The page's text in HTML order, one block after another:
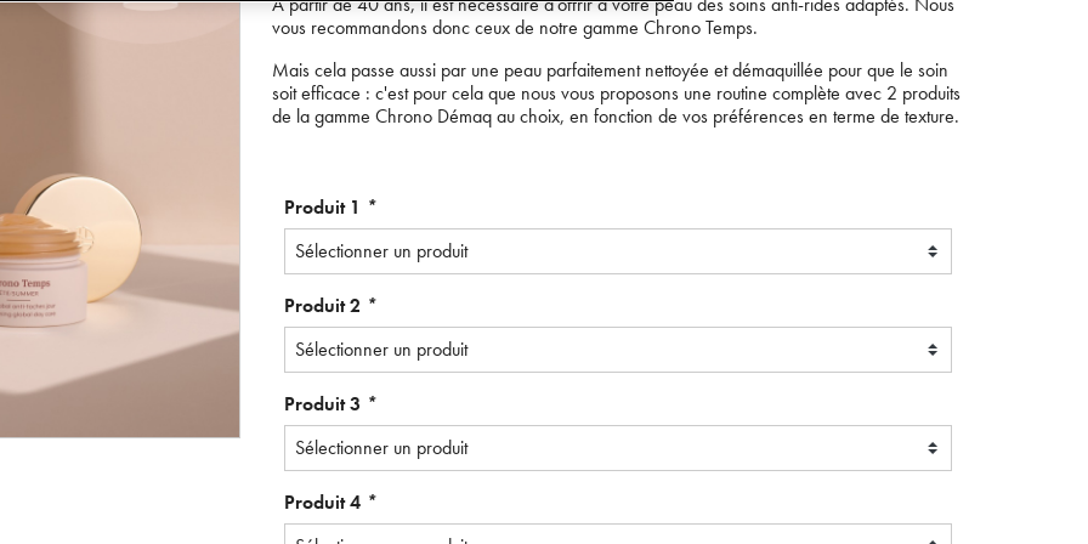
vous recommandons donc ceux de notre gamme Chrono Temps.
Mais cela passe aussi par une peau parfaitement nettoyée et démaquillée pour que le soin
soit efficace : c'est pour cela que nous vous proposons une routine complète avec 2 produits
de la gamme Chrono Démaq au choix, en fonction de vos préférences en terme de texture.
Produit 1 *
Sélectionner un produit
Produit 2 *
Sélectionner un produit
Produit 3 *
Sélectionner un produit
Produit 4 *